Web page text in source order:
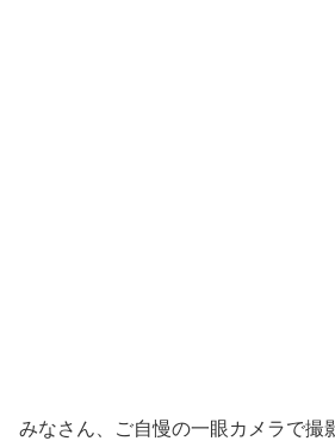
みなさん、ご自慢の一眼カメラで撮